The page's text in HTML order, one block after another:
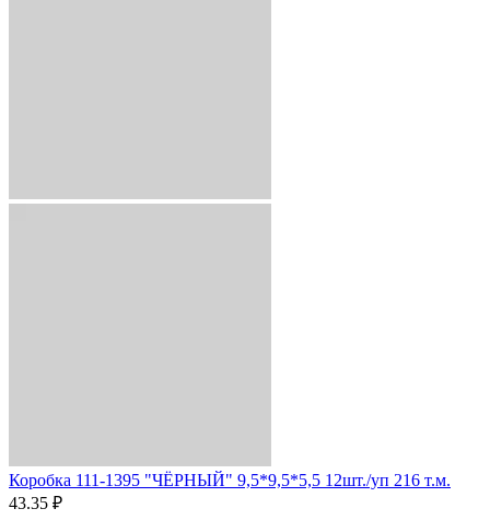
Коробка 111-1395 "ЧЁРНЫЙ" 9,5*9,5*5,5 12шт./уп 216 т.м.
43.35 ₽